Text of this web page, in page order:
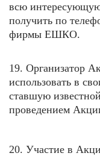
всю
получить по
фирмы ЕШКО.
19. Организатор
использовать в
ставшую
проведением
20. Участие в